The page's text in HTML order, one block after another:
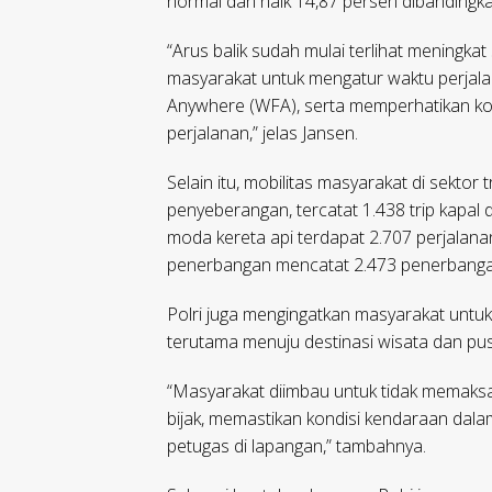
“Arus balik sudah mulai terlihat
masyarakat untuk mengatur waktu
Anywhere (WFA), serta memperhatikan
perjalanan,” jelas Jansen.
Selain itu, mobilitas masyarakat di sektor
penyeberangan, tercatat 1.438 trip kapal
moda kereta api terdapat 2.707
penerbangan mencatat 2.473
Polri juga mengingatkan masyarakat
terutama menuju destinasi wisata dan
“Masyarakat diimbau untuk tidak
bijak, memastikan kondisi kendaraan
petugas di lapangan,” tambahnya.